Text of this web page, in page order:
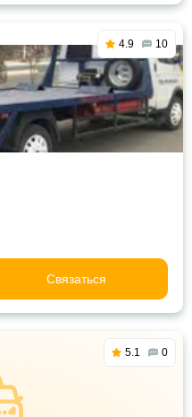
4.9 10
Связаться
5.1 0